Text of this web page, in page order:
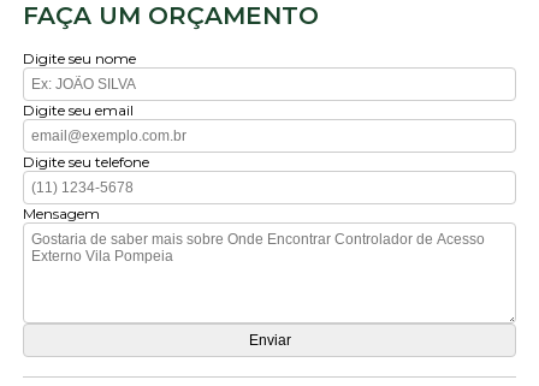
FAÇA UM ORÇAMENTO
Digite seu nome
Digite seu email
Digite seu telefone
Mensagem